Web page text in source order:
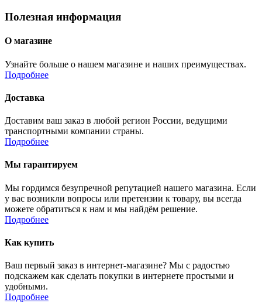
Полезная информация
О магазине
Узнайте больше о нашем магазине и наших преимуществах.
Подробнее
Доставка
Доставим ваш заказ в любой регион России, ведущими
транспортными компании страны.
Подробнее
Мы гарантируем
Мы гордимся безупречной репутацией нашего магазина. Если
у вас возникли вопросы или претензии к товару, вы всегда
можете обратиться к нам и мы найдём решение.
Подробнее
Как купить
Ваш первый заказ в интернет-магазине? Мы с радостью
подскажем как сделать покупки в интернете простыми и
удобными.
Подробнее